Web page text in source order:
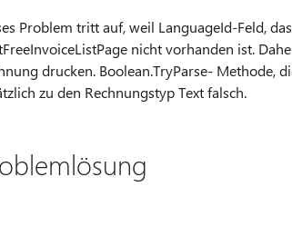
Problem tritt auf, weil LanguageId-Feld,
nicht vorhanden ist.
drucken. Boolean.TryParse- Methode,
zu den Rechnungstyp Text falsch.